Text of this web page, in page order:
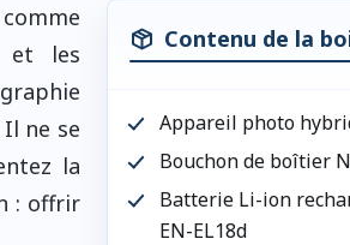
les
ne se
la
: offrir
Contenu de la
Appareil photo
Bouchon de boîtier
Batterie Li-ion
EN-EL18d